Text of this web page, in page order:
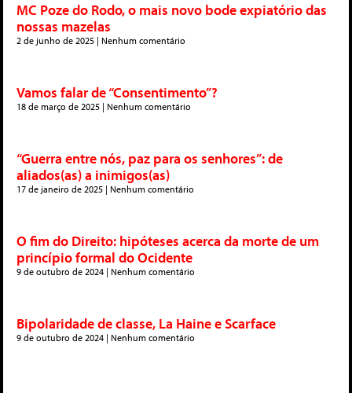
MC Poze do Rodo, o mais novo bode expiatório das
nossas mazelas
2 de junho de 2025 Nenhum comentário
Vamos falar de “Consentimento”?
18 de março de 2025 Nenhum comentário
“Guerra entre nós, paz para os senhores”: de
aliados(as) a inimigos(as)
17 de janeiro de 2025 Nenhum comentário
O fim do Direito: hipóteses acerca da morte de um
princípio formal do Ocidente
9 de outubro de 2024 Nenhum comentário
Bipolaridade de classe, La Haine e Scarface
9 de outubro de 2024 Nenhum comentário